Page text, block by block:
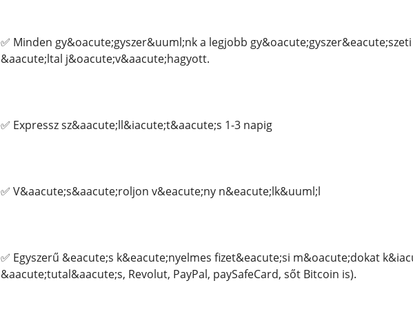
✅ Minden gy&oacute;gyszer&uuml;nk a legjobb
&aacute;ltal j&oacute;v&aacute;hagyott.
✅ Expressz sz&aacute;ll&iacute;t&aacute;s 1-3 napig
✅ V&aacute;s&aacute;roljon v&eacute;ny n&eacute;lk&uuml;l
✅ Egyszerű &eacute;s k&eacute;nyelmes fizet&eacute;si m&oacute;dokat
&aacute;tutal&aacute;s, Revolut, PayPal, paySafeCard, sőt Bitcoin is).